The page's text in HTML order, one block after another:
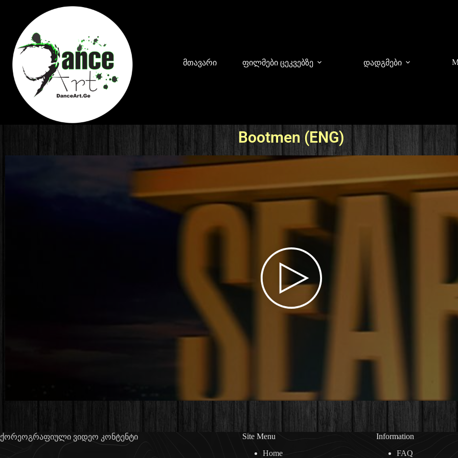
მთავარი ფილმები ცეკვებზე დადგმები
Bootmen (ENG)
ქორეოგრაფიული ვიდეო კონტენტი
Site Menu
Home
Information
FAQ